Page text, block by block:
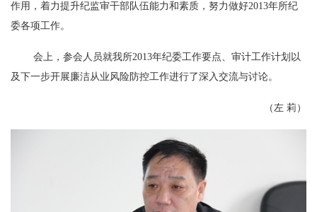
作用，着力提升纪监审干部队伍能力和素质，努力做好2013年所纪
委各项工作。
会上，参会人员就我所2013年纪委工作要点、审计工作计划以
及下一步开展廉洁从业风险防控工作进行了深入交流与讨论。
（左 莉）